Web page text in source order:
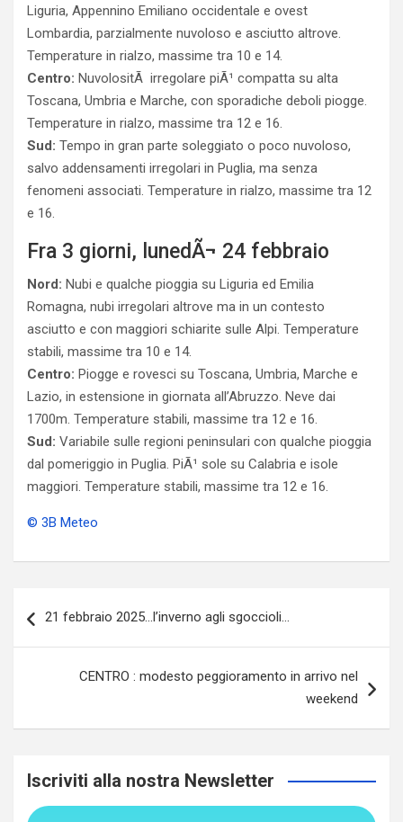
Liguria, Appennino Emiliano occidentale e ovest
Lombardia, parzialmente nuvoloso e asciutto altrove.
Temperature in rialzo, massime tra 10 e 14.
Centro: NuvolositÃ irregolare piÃ¹ compatta su alta
Toscana, Umbria e Marche, con sporadiche deboli piogge.
Temperature in rialzo, massime tra 12 e 16.
Sud: Tempo in gran parte soleggiato o poco nuvoloso,
salvo addensamenti irregolari in Puglia, ma senza
fenomeni associati. Temperature in rialzo, massime tra 12
e 16.
Fra 3 giorni, lunedÃ¬ 24 febbraio
Nord: Nubi e qualche pioggia su Liguria ed Emilia
Romagna, nubi irregolari altrove ma in un contesto
asciutto e con maggiori schiarite sulle Alpi. Temperature
stabili, massime tra 10 e 14.
Centro: Piogge e rovesci su Toscana, Umbria, Marche e
Lazio, in estensione in giornata all’Abruzzo. Neve dai
1700m. Temperature stabili, massime tra 12 e 16.
Sud: Variabile sulle regioni peninsulari con qualche pioggia
dal pomeriggio in Puglia. PiÃ¹ sole su Calabria e isole
maggiori. Temperature stabili, massime tra 12 e 16.
© 3B Meteo
articoli
21 febbraio 2025…l’inverno agli sgoccioli…
CENTRO : modesto peggioramento in arrivo nel
weekend
Iscriviti alla nostra Newsletter